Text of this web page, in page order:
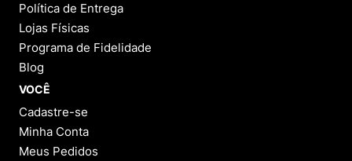
Política de Entrega
Lojas Físicas
Programa de Fidelidade
Blog
VOCÊ
Cadastre-se
Minha Conta
Meus Pedidos